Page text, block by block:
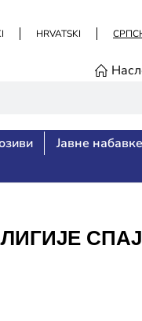
HRVATSKI
Јавне набавке